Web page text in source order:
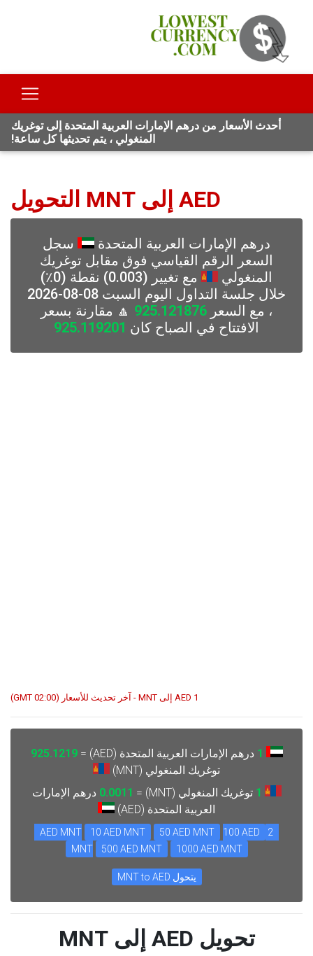
أحدث الأسعار من درهم الإمارات العربية المتحدة إلى توغريك
المنغولي ، يتم تحديثها كل ساعة!
AED إلى MNT التحويل
درهم الإمارات العربية المتحدة
سجل
السعر الرقم القياسي فوق مقابل توغريك
المنغولي
مع تغيير (0.003) نقطة (0٪)
خلال جلسة التداول اليوم السبت 08-08-2026
، مع السعر 925.121876 🔼 مقارنة بسعر
الافتتاح في الصباح كان 925.119201
1 AED إلى MNT - آخر تحديث للأسعار (02:00 GMT)
1 درهم الإمارات العربية المتحدة (AED) =
925.1219
توغريك المنغولي (MNT)
1 توغريك المنغولي (MNT) = 0.0011 درهم الإمارات
العربية المتحدة (AED)
2 AED MNT
10 AED MNT 50 AED MNT
100 AED
MNT
500 AED MNT 1000 AED MNT
يتحول MNT to AED
تحويل AED إلى MNT